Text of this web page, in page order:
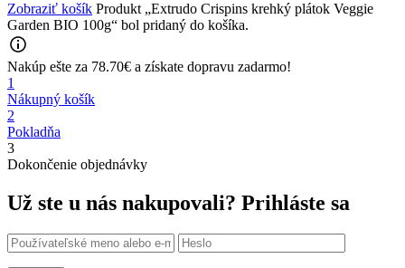
Zobraziť košík Produkt „Extrudo Crispins krehký plátok Veggie
Garden BIO 100g“ bol pridaný do košíka.
Nakúp ešte za 78.70€ a získate dopravu zadarmo!
1
Nákupný košík
2
Pokladňa
3
Dokončenie objednávky
Už ste u nás nakupovali? Prihláste sa